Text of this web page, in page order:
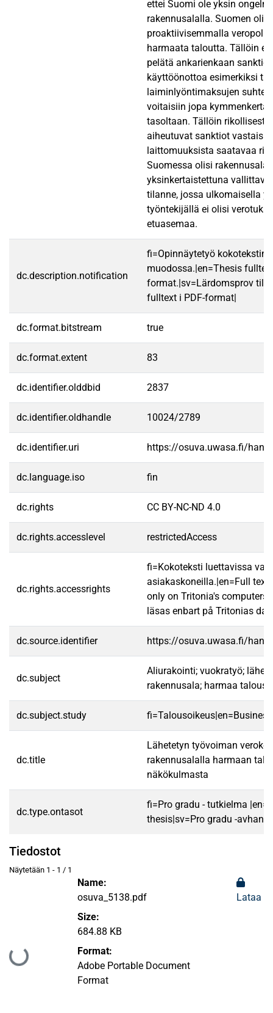
ettei Suomi ole yksin
rakennusalalla. Suomen
proaktiivisemmalla
harmaata taloutta. Tällöin ei
pelätä ankarienkaan
käyttöönottoa esimerkiksi
laiminlyöntimaksujen
voitaisiin jopa
tasoltaan. Tällöin
aiheutuvat sanktiot
laittomuuksista saatavaa
Suomessa olisi
yksinkertaistettuna vallittava
tilanne, jossa ulkomaisella
työntekijällä ei olisi
etuasemaa.
dc.description.notification
fi=Opinnäytetyö kokotekstinä
muodossa.|en=Thesis
format.|sv=Lärdomsprov
fulltext i PDF-format|
dc.format.bitstream true
dc.format.extent 83
dc.identifier.olddbid 2837
dc.identifier.oldhandle 10024/2789
dc.identifier.uri https://osuva.uwasa.fi/
dc.language.iso fin
dc.rights CC BY-NC-ND 4.0
dc.rights.accesslevel restrictedAccess
dc.rights.accessrights
fi=Kokoteksti luettavissa
asiakaskoneilla.|en=Full text
only on Tritonia's
läsas enbart på Tritonias
dc.source.identifier https://osuva.uwasa.fi/
dc.subject
Aliurakointi; vuokratyö;
rakennusala; harmaa talous
dc.subject.study
dc.title
Lähetetyn työvoiman
rakennusalalla harmaan
näkökulmasta
dc.type.ontasot
fi=Pro gradu - tutkielma
thesis|sv=Pro gradu -
Tiedostot
Näytetään 1 - 1 / 1
Ladataan...
Name:
osuva_5138.pdf
Size:
684.88 KB
Format:
Adobe Portable Document
Format
Lataa